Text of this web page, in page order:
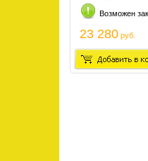
Возможен
23 280 руб.